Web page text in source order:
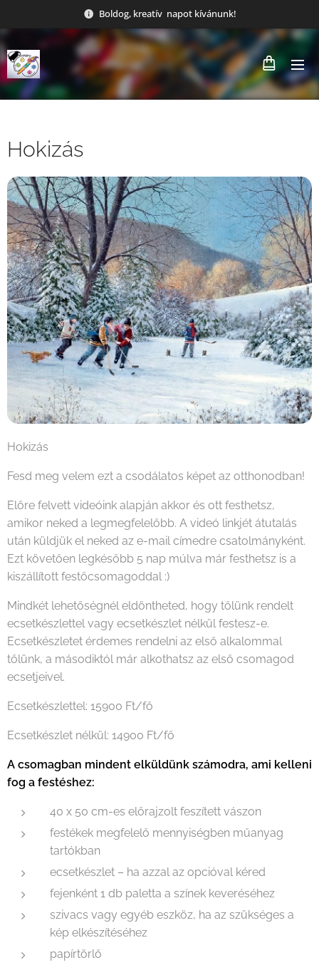
Boldog, kreatív napot kívánunk!
Hokizás
Hokizás
Fesd meg velem ezt a csodálatos képet az otthonodban!
Előre felvett videóink alapján akkor és ott festhetsz,
amikor neked a legmegfelelőbb. A videó linkjét átutalás
után küldjük el neked az e-mail címedre csatolmányként.
Ezt követően legkésőbb 5 nap múlva már festhetsz is a
kiszállított festőcsomagoddal :)
Mindkét lehetőségnél eldöntheted, hogy tőlünk rendelt
ecsetkészlettel vagy ecsetkészlet nélkül festesz-e.
Ecsetkészletet érdemes rendelni az első alkalommal
tőlünk, a másodiktól már alkothatsz az első csomagod
ecsetjeivel.
Ecsetkészlettel: 15900 Ft/fő
Ecsetkészlet nélkül: 14900 Ft/fő
A csomagban mindent elküldünk számodra, ami kelleni
fog a festéshez:
40 x 50 cm-es előrajzolt feszített vászon
festékek megfelelő mennyiségben műanyag
tartókban
ecsetkészlet – ha azzal az opcióval kéred
fejenként 1 db paletta a színek keveréséhez
szivacs vagy egyéb eszköz, ha az szükséges a
kép elkészítéséhez
papírtörlő